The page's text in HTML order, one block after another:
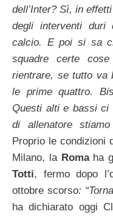
dell’Inter? Sì, in
degli interventi
calcio. E poi si sa
squadre certe
rientrare, se tutto va
le prime quattro.
Questi alti e bassi ci
di allenatore
Proprio le condizioni
Milano, la Roma ha
Totti, fermo dopo
ottobre scorso:
ha dichiarato oggi